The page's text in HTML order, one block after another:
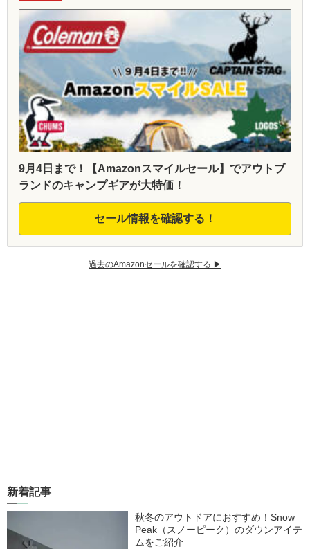
9月4日まで！【Amazonスマイルセール】でアウトブ
ランドのキャンプギアが大特価！
セール情報を確認する！
過去のAmazonセールを確認する ▶︎
新着記事
秋冬のアウトドアにおすすめ！Snow
Peak（スノーピーク）のダウンアイテ
ムをご紹介